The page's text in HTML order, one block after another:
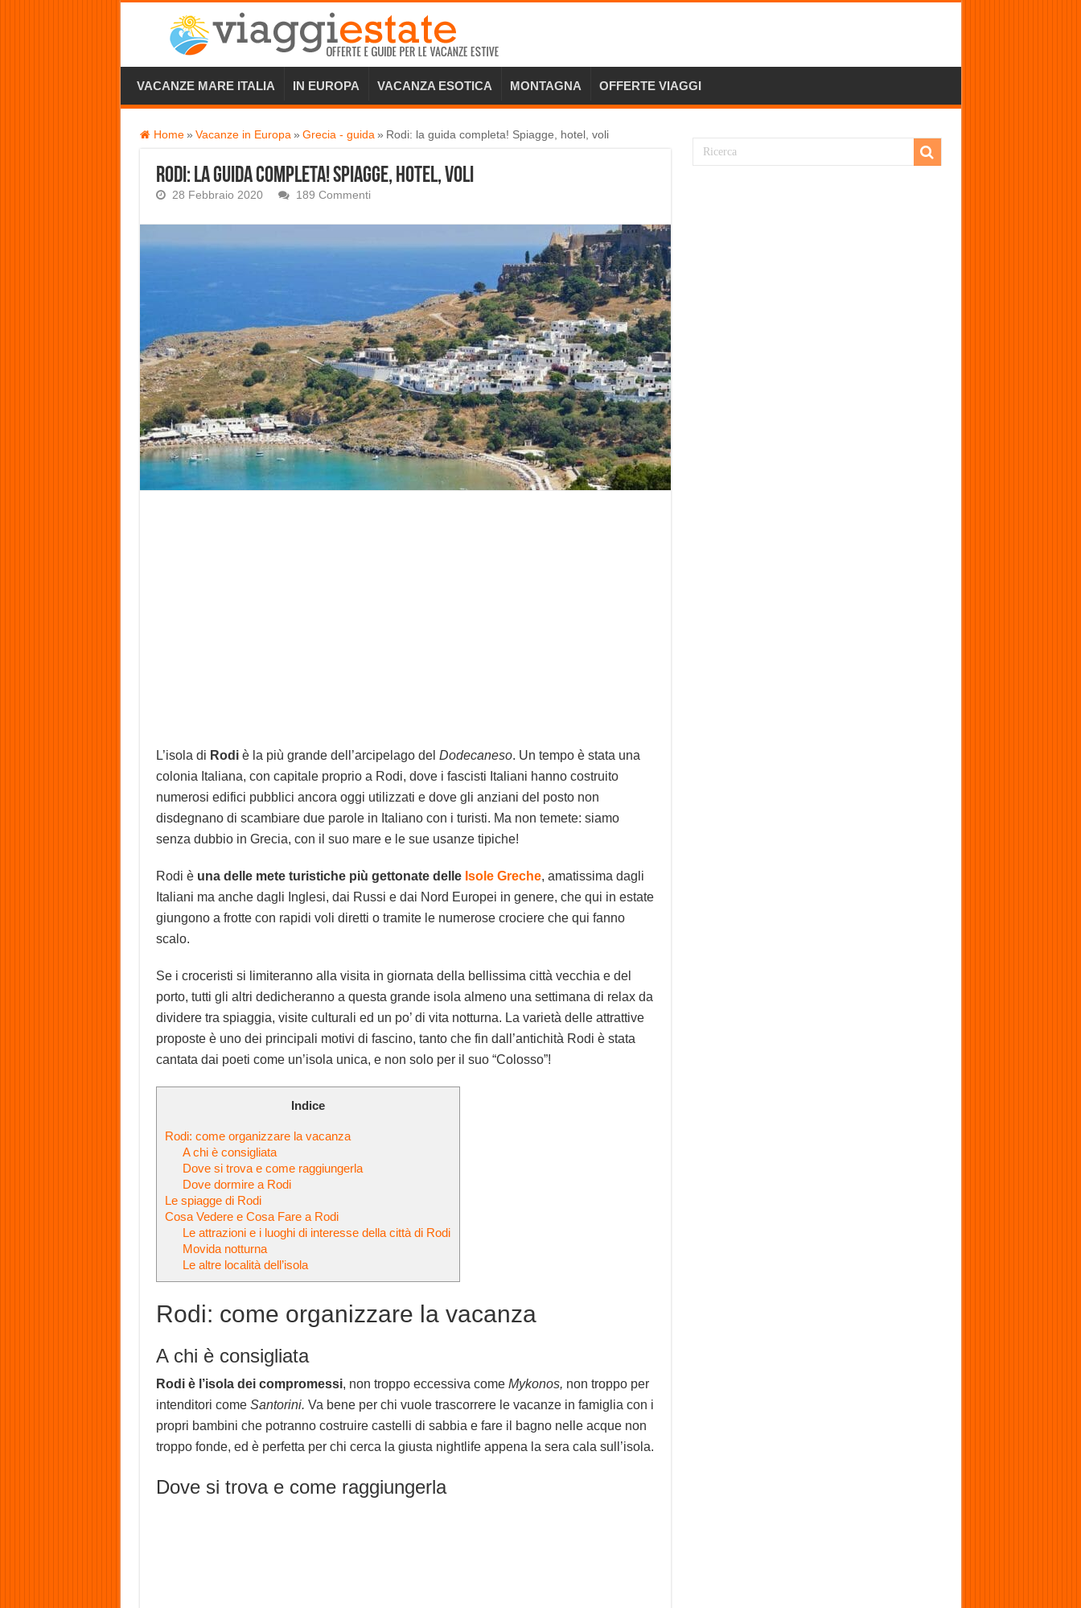
VACANZE MARE ITALIA IN EUROPA VACANZA ESOTICA MONTAGNA OFFERTE VIAGGI
Home » Vacanze in Europa » Grecia - guida » Rodi: la guida completa! Spiagge, hotel, voli
Rodi: la guida completa! Spiagge, hotel, voli
28 Febbraio 2020 189 Commenti
L’isola di Rodiè la più grande dell’arcipelago del Dodecaneso. Un tempo è stata una
colonia Italiana, con capitale proprio a Rodi, dove i fascisti Italiani hanno costruito
numerosi edifici pubblici ancora oggi utilizzati e dove gli anziani del posto non
disdegnano di scambiare due parole in Italiano con i turisti. Ma non temete: siamo
senza dubbio in Grecia, con il suo mare e le sue usanze tipiche!
Rodi è una delle mete turistiche più gettonate delle Isole Greche, amatissima dagli
Italiani ma anche dagli Inglesi, dai Russi e dai Nord Europei in genere, che qui in estate
giungono a frotte con rapidi voli diretti o tramite le numerose crociere che qui fanno
scalo.
Se i croceristi si limiteranno alla visita in giornata della bellissima città vecchia e del
porto, tutti gli altri dedicheranno a questa grande isola almeno una settimana di relax da
dividere tra spiaggia, visite culturali ed un po’ di vita notturna. La varietà delle attrattive
proposte è uno dei principali motivi di fascino, tanto che fin dall’antichità Rodi è stata
cantata dai poeti come un’isola unica, e non solo per il suo “Colosso”!
Indice
Rodi: come organizzare la vacanza
A chi è consigliata
Dove si trova e come raggiungerla
Dove dormire a Rodi
Le spiagge di Rodi
Cosa Vedere e Cosa Fare a Rodi
Le attrazioni e i luoghi di interesse della città di Rodi
Movida notturna
Le altre località dell’isola
Rodi: come organizzare la vacanza
A chi è consigliata
Rodi è l’isola dei compromessi, non troppo eccessiva come Mykonos, non troppo per
intenditori come Santorini. Va bene per chi vuole trascorrere le vacanze in famiglia con i
propri bambini che potranno costruire castelli di sabbia e fare il bagno nelle acque non
troppo fonde, ed è perfetta per chi cerca la giusta nightlife appena la sera cala sull’isola.
Dove si trova e come raggiungerla